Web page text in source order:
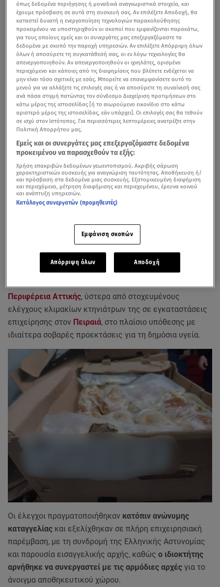
Στην κατάσχεση περίπου 3,5 τόνων ακατάλληλων
Περιφέρεια Αττικής, ύστερα από στοχευμένους
ελέγχους κλιμακίων κτηνιάτρων της σε εγκαταστάσεις
επιχείρησης στον Πειραιά, στο πλαίσιο υπόθεσης με
ιδιαίτερα σοβαρές προεκτάσεις για τη δημόσια υγεία.
Οι έλεγχοι πραγματοποιήθηκαν κατόπιν ανώνυμης
καταγγελίας και εξελίχθηκαν σε πλήρη επιχειρησιακή
παρέμβαση, με τη συνδρομή της Ελληνικής Αστυνομίας
και παρουσία εισαγγελικής αρχής, καθώς ο ιδιοκτήτης
αρνήθηκε να συνεργαστεί με τις αρμόδιες αρχές για το
άνοιγμα αποθηκευτικού χώρου.
όπως δεδομένα περιήγησης ή μοναδικά αναγνωριστικά στοιχεία, και
έχουμε πρόσβαση σε αυτά στη συσκευή σας. Αν επιλέξετε Αποδοχή, θα
καταστεί δυνατή η ενεργοποίηση τεχνολογιών παρακολούθησης
προκειμένου να υποστηριχθούν οι σκοποί που εμφανίζονται παρακάτω,
για τους οποίους εμείς και οι συνεργάτες μας επεξεργαζόμαστε τα
δεδομένα με σκοπό την παροχή υπηρεσιών. Αν επιλέξετε Απόρριψη όλων
όλων ή αποσύρετε τη συγκατάθεσή σας, οι εν λόγω τεχνολογίες θα
απενεργοποιηθούν. Αν απενεργοποιηθούν οι ιχνηλάτες, ορισμένο
περιεχόμενο και κάποιες από τις διαφημίσεις που βλέπετε ενδέχεται να
μην είναι τόσο σχετικές με εσάς. Μπορείτε να επανεμφανίσετε αυτό το
μενού για να αλλάξετε τις επιλογές σας ή να αποσύρετε τη συναίνεσή σας
ανά πάσα στιγμή πατώντας τον σύνδεσμο Διαχείριση προτιμήσεων στο
κάτω μέρος της ιστοσελίδας [ή το αιωρούμενο εικονίδιο στο κάτω
αριστερό μέρος της ιστοσελίδας, εάν υπάρχει]. Οι επιλογές σας θα τεθούν
σε ισχύ στον Ιστότοπος. Για περισσότερες λεπτομέρειες ανατρέξτε στην
Πολιτική Απορρήτου μας.
Εμείς και οι συνεργάτες μας επεξεργαζόμαστε δεδομένα
προκειμένου να παρασχεθούν τα εξής:
Χρήση επακριβών δεδομένων γεωεντοπισμού. Ακριβής σάρωση
χαρακτηριστικών συσκευής για αναγνώριση ταυτότητας. Αποθήκευση ή/
και πρόσβαση στα δεδομένα μιας συσκευής. Εξατομικευμένη διαφήμιση
και περιεχόμενο, μέτρηση διαφήμισης και περιεχομένου, έρευνα κοινού
και ανάπτυξη υπηρεσιών.
Κατάλογος συνεργατών (προμηθευτές)
Εμφάνιση σκοπών
Απόρριψη όλων Αποδοχή